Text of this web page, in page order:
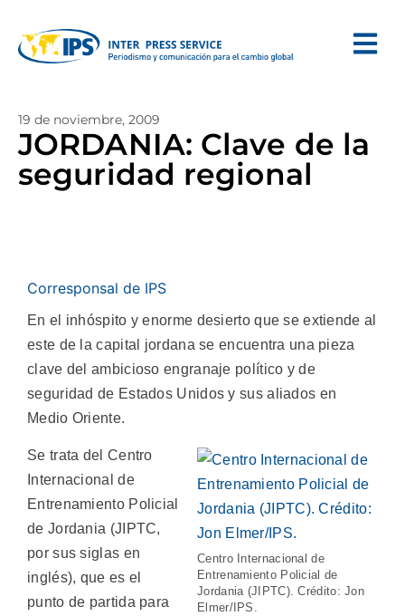
19 de noviembre, 2009
JORDANIA: Clave de la
seguridad regional
Corresponsal de IPS
En el inhóspito y enorme desierto que se extiende al
este de la capital jordana se encuentra una pieza
clave del ambicioso engranaje político y de
seguridad de Estados Unidos y sus aliados en
Medio Oriente.
Centro Internacional de
Entrenamiento Policial de
Jordania (JIPTC). Crédito: Jon
Elmer/IPS.
Se trata del Centro
Internacional de
Entrenamiento Policial
de Jordania (JIPTC,
por sus siglas en
inglés), que es el
punto de partida para